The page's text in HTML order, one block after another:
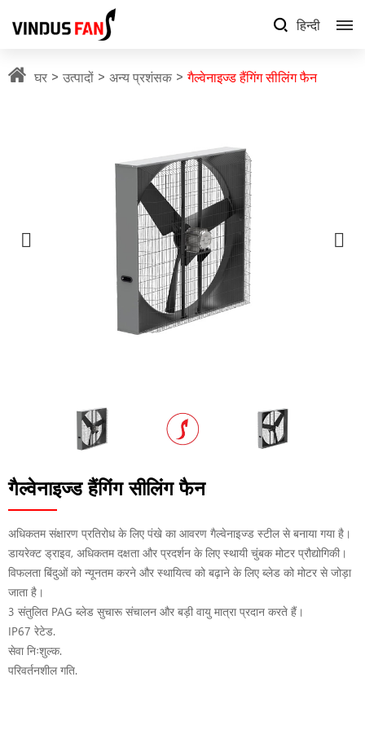
हिन्दी
घर उत्पादों अन्य प्रशंसक गैल्वेनाइज्ड हैंगिंग सीलिंग फैन
गैल्वेनाइज्ड हैंगिंग सीलिंग फैन
अधिकतम संक्षारण प्रतिरोध के लिए पंखे का आवरण गैल्वेनाइज्ड स्टील से बनाया गया है।
डायरेक्ट ड्राइव, अधिकतम दक्षता और प्रदर्शन के लिए स्थायी चुंबक मोटर प्रौद्योगिकी।
विफलता बिंदुओं को न्यूनतम करने और स्थायित्व को बढ़ाने के लिए ब्लेड को मोटर से जोड़ा
जाता है।
3 संतुलित PAG ब्लेड सुचारू संचालन और बड़ी वायु मात्रा प्रदान करते हैं।
IP67 रेटेड.
सेवा निःशुल्क.
परिवर्तनशील गति.